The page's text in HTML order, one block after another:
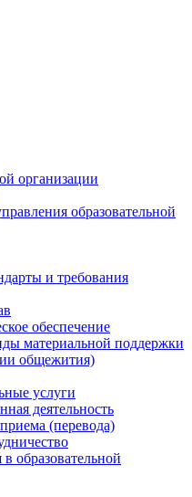
организации
образовательной
и требования
обеспечение
материальной поддержки
общежития)
услуги
деятельность
(перевода)
образовательной